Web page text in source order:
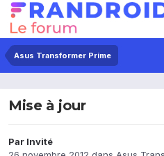
Asus Transformer Prime
Mise à jour
Par Invité